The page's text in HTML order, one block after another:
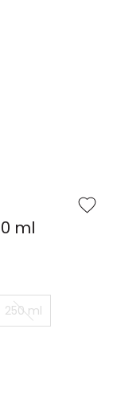
ml
250 ml